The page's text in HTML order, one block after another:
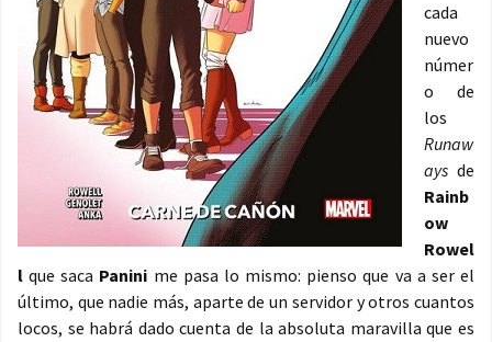
cada
nuevo
númer
o de
los
Runaw
ays de
Rainb
ow
Rowel
l que saca Panini me pasa lo mismo: pienso que va a ser el
último, que nadie más, aparte de un servidor y otros cuantos
locos, se habrá dado cuenta de la absoluta maravilla que es